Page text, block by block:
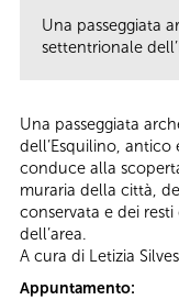
Una passeggiata
settentrionale
Una passeggiata
dell’Esquilino, antico
conduce alla
muraria della città,
conservata e dei
dell’area.
A cura di Letizia
Appuntamento: